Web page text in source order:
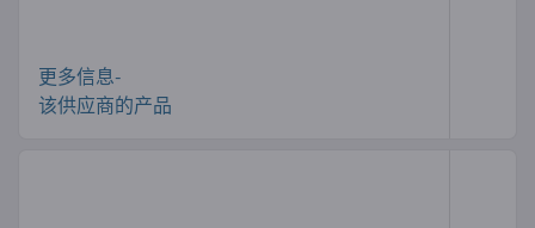
更多信息-
该供应商的产品